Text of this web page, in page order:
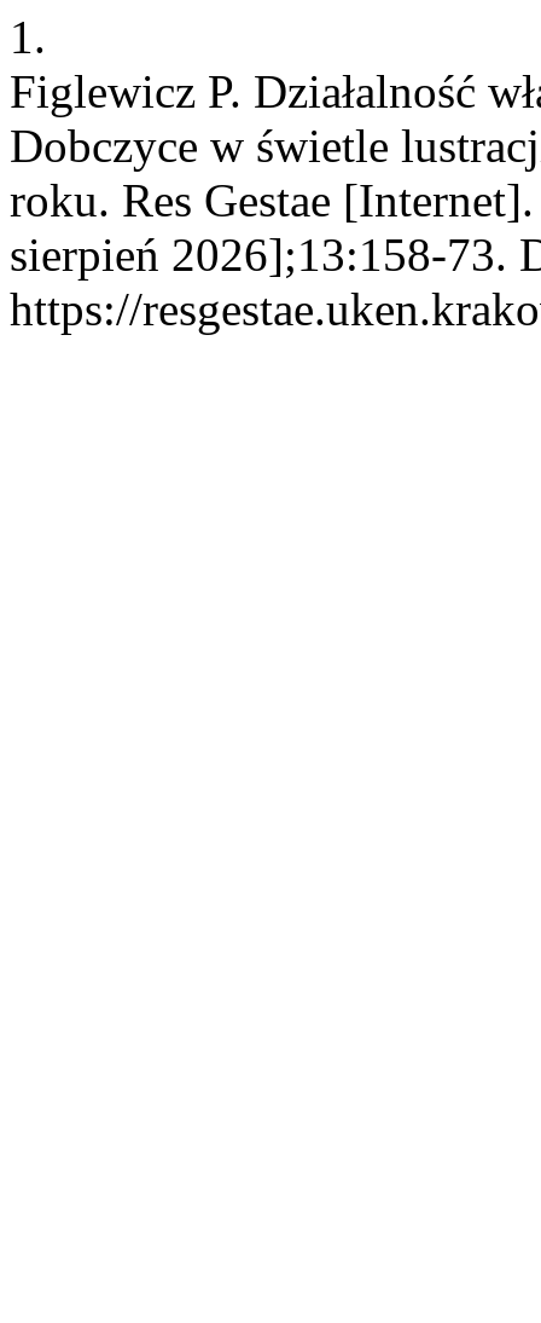
1.
Figlewicz P. Działalność
Dobczyce w świetle
roku. Res Gestae
sierpień 2026];13:158-73.
https://